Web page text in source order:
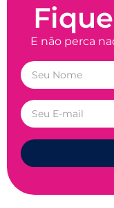
E não perca